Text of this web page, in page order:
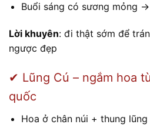
Buổi sáng có sương mỏng
Lời khuyên: đi thật sớm để
ngược đẹp
✔ Lũng Cú – ngắm hoa
quốc
Hoa ở chân núi + thung